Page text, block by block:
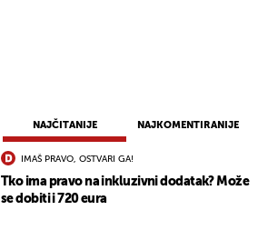
NAJČITANIJE NAJKOMENTIRANIJE
IMAŠ PRAVO, OSTVARI GA!
Tko ima pravo na inkluzivni dodatak? Može
se dobiti i 720 eura